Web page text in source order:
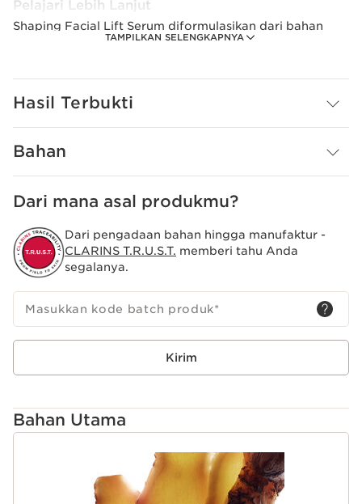
TAMPILKAN SELENGKAPNYA
Pelajari Lebih Lanjut
Shaping Facial Lift Serum diformulasikan dari bahan
utama Organic Agropyron, yang dikenal efektif dalam
tampilan wajah menjadi lebih ramping.
Guarana dan Oat Sugars turut menjadikan wajah lebih
penumpukan cairan di wajah, sehingga mengurangi
menyeluruh.
Teksturnya yang lembut dan ringan mudah meresap
clarins lainnya, dengan tetap menjadikan kulit wajah
terasa halus dan nyaman.
Gunakan rutin minimal selama 1 bulan.
Untuk hasil maksimal dan lebih instan, gunakan masker
Hasil Terbukti
Bahan
Dari mana asal produkmu?
Dari pengadaan bahan hingga manufaktur -
CLARINS T.R.U.S.T. memberi tahu Anda
segalanya.
Masukkan kode batch produk*
Kirim
Bahan Utama
SKIP SECTION CONTENT